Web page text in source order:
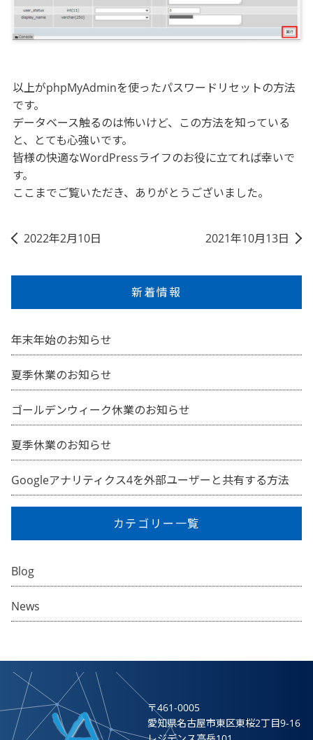
以上がphpMyAdminを使ったパスワードリセットの方法
です。
データベース触るのは怖いけど、この方法を知っている
と、とても心強いです。
皆様の快適なWordPressライフのお役に立てれば幸いで
す。
ここまでご覧いただき、ありがとうございました。
2022年2月10日 2021年10月13日
新着情報
年末年始のお知らせ
夏季休業のお知らせ
ゴールデンウィーク休業のお知らせ
夏季休業のお知らせ
Googleアナリティクス4を外部ユーザーと共有する方法
カテゴリー一覧
Blog
News
〒461-0005
愛知県名古屋市東区東桜2丁目9-16